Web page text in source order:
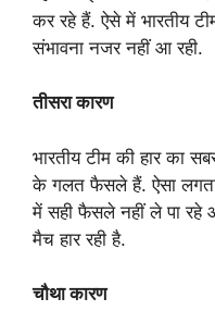
कर रहे हैं. ऐसे में भारतीय
संभावना नजर नहीं आ रही.
तीसरा कारण
भारतीय टीम की हार का
के गलत फैसले हैं. ऐसा लगता
में सही फैसले नहीं ले पा रहे
मैच हार रही है.
चौथा कारण